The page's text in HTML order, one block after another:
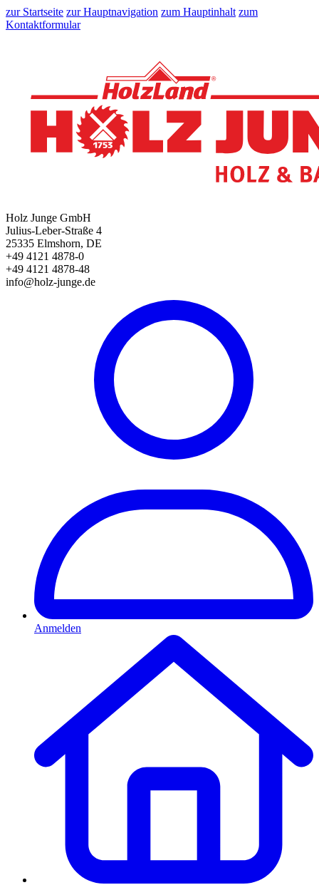
zur Startseite zur Hauptnavigation zum Hauptinhalt zum
Kontaktformular
Holz Junge GmbH
Julius-Leber-Straße 4
25335 Elmshorn, DE
+49 4121 4878-0
+49 4121 4878-48
info@holz-junge.de
Anmelden